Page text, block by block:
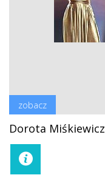
zobacz
Dorota Miśkiewicz